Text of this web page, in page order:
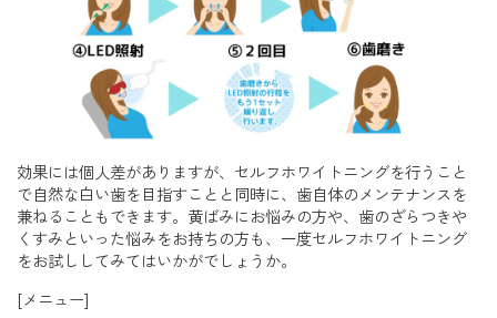
効果には個人差がありますが、セルフホワイトニングを行うこと
で自然な白い歯を目指すことと同時に、歯自体のメンテナンスを
兼ねることもできます。黄ばみにお悩みの方や、歯のざらつきや
くすみといった悩みをお持ちの方も、一度セルフホワイトニング
をお試ししてみてはいかがでしょうか。
[メニュー]